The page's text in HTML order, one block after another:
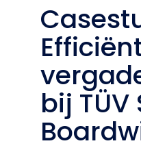
bij TÜV